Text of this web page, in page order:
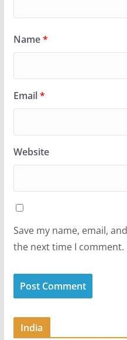
Name*
Email*
Website
Save my name, email,
the next time I comment.
India